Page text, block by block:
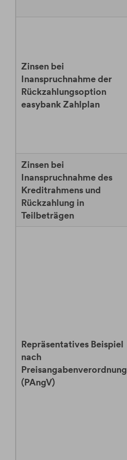
Zinsen bei
Inanspruchnahme der
Rückzahlungsoption
easybank Zahlplan
Zinsen bei
Inanspruchnahme des
Kreditrahmens und
Rückzahlung in
Teilbeträgen
Repräsentatives Beispiel
nach
Preisangabenverordnung
(PAngV)